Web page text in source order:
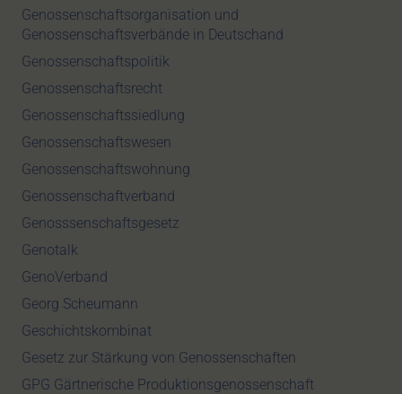
Genossenschaftsorganisation und
Genossenschaftsverbände in Deutschand
Genossenschaftspolitik
Genossenschaftsrecht
Genossenschaftssiedlung
Genossenschaftswesen
Genossenschaftswohnung
Genossenschaftverband
Genosssenschaftsgesetz
Genotalk
GenoVerband
Georg Scheumann
Geschichtskombinat
Gesetz zur Stärkung von Genossenschaften
GPG Gärtnerische Produktionsgenossenschaft